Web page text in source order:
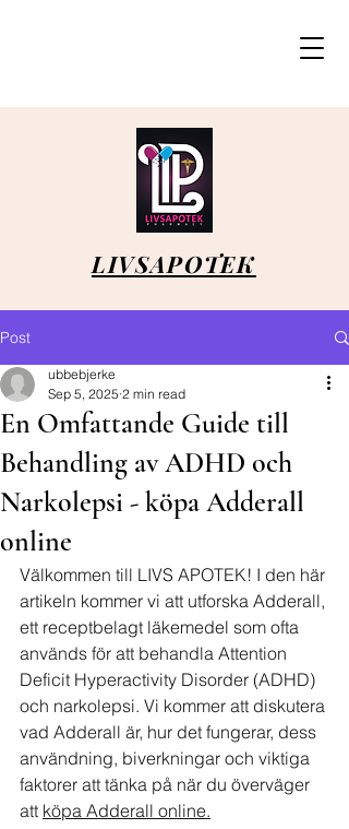
LIVSAPOTEK
Post
En Omfattande Guide till
Behandling av ADHD och
Narkolepsi - köpa Adderall
online
ubbebjerke
Sep 5, 2025 2 min read
Välkommen till LIVS APOTEK! I den här
artikeln kommer vi att utforska Adderall,
ett receptbelagt läkemedel som ofta
används för att behandla Attention
Deficit Hyperactivity Disorder (ADHD)
och narkolepsi. Vi kommer att diskutera
vad Adderall är, hur det fungerar, dess
användning, biverkningar och viktiga
faktorer att tänka på när du överväger
att köpa Adderall online.